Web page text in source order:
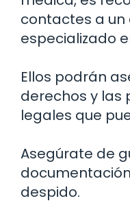
contactes a
especializado
Ellos podrán
derechos y las
legales que
Asegúrate de
despido.